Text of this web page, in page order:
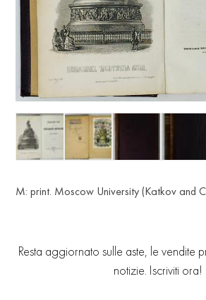
M: print. Moscow University (Katkov and
Resta aggiornato sulle aste, le vendite
notizie. Iscriviti ora!